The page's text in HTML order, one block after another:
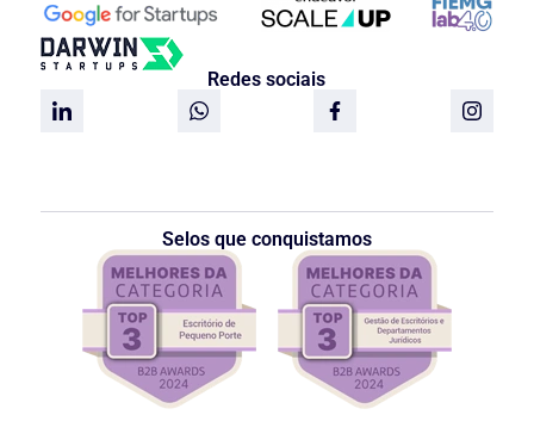
Redes sociais
Selos que conquistamos